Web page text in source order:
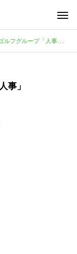
フグループ「人事」
事」